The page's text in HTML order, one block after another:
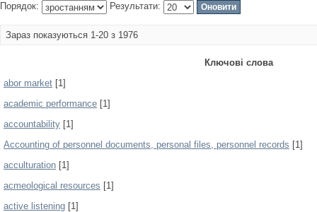
Порядок: Результати:
Зараз показуються 1-20 з 1976
Ключові слова
abor market [1]
academic performance [1]
accountability [1]
Accounting of personnel documents, personal files, personnel records [1]
acculturation [1]
acmeological resources [1]
active listening [1]